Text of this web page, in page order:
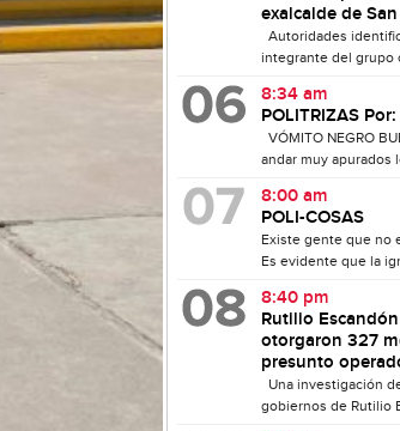
exalcalde de
Autoridades
integrante del grupo
8:34 am
POLITRIZAS
VÓMITO NEGRO
andar muy apurados
8:00 am
POLI-COSAS
Existe gente que no
Es evidente que la
8:40 pm
Rutilio
otorgaron 327
presunto
Una investigación
gobiernos de Rutilio